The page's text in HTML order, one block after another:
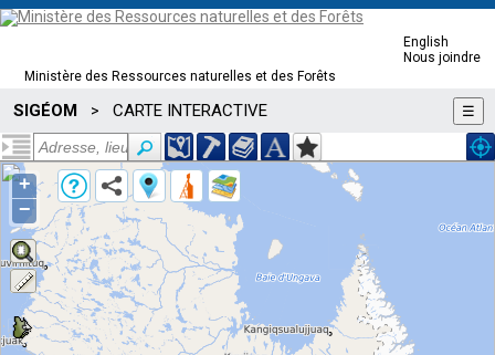
Ministère des Ressources naturelles et des Forêts
English
Nous joindre
SIGÉOM > CARTE INTERACTIVE ☰
+
−